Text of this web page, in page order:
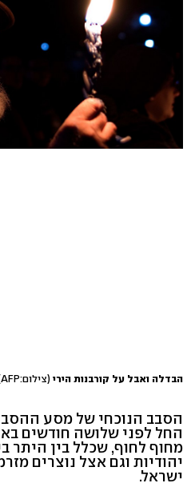
הבדלה ואבל על קורבנות הירי (צילום:AFP)
הסבב הנוכחי של מסע
החל לפני שלושה חודשים
מחוף לחוף, שכלל בין היתר
יהודיות וגם אצל נוצרים
ישראל.